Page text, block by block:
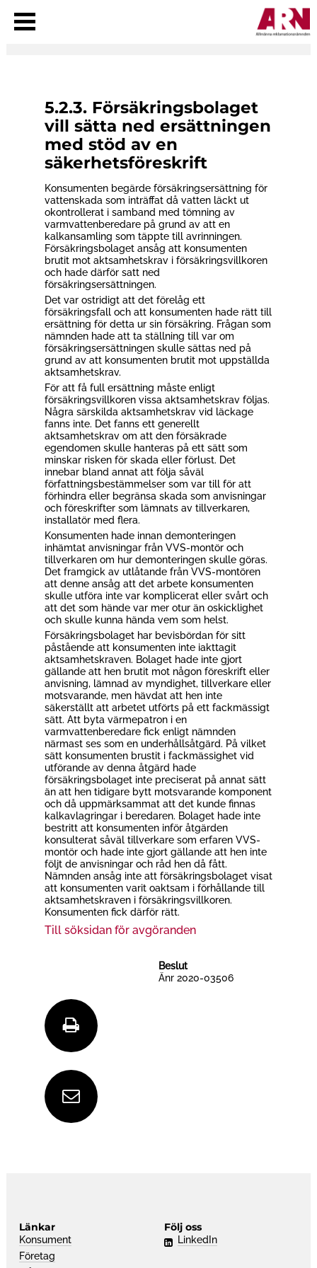
5.2.3. Försäkringsbolaget
vill sätta ned ersättningen
med stöd av en
säkerhetsföreskrift
Konsumenten begärde försäkringsersättning för
vattenskada som inträffat då vatten läckt ut
okontrollerat i samband med tömning av
varmvattenberedare på grund av att en
kalkansamling som täppte till avrinningen.
Försäkringsbolaget ansåg att konsumenten
brutit mot aktsamhetskrav i försäkringsvillkoren
och hade därför satt ned
försäkringsersättningen.
Det var ostridigt att det förelåg ett
försäkringsfall och att konsumenten hade rätt till
ersättning för detta ur sin försäkring. Frågan som
nämnden hade att ta ställning till var om
försäkringsersättningen skulle sättas ned på
grund av att konsumenten brutit mot uppställda
aktsamhetskrav.
För att få full ersättning måste enligt
försäkringsvillkoren vissa aktsamhetskrav följas.
Några särskilda aktsamhetskrav vid läckage
fanns inte. Det fanns ett generellt
aktsamhetskrav om att den försäkrade
egendomen skulle hanteras på ett sätt som
minskar risken för skada eller förlust. Det
innebar bland annat att följa såväl
författningsbestämmelser som var till för att
förhindra eller begränsa skada som anvisningar
och föreskrifter som lämnats av tillverkaren,
installatör med flera.
Konsumenten hade innan demonteringen
inhämtat anvisningar från VVS-montör och
tillverkaren om hur demonteringen skulle göras.
Det framgick av utlåtande från VVS-montören
att denne ansåg att det arbete konsumenten
skulle utföra inte var komplicerat eller svårt och
att det som hände var mer otur än oskicklighet
och skulle kunna hända vem som helst.
Försäkringsbolaget har bevisbördan för sitt
påstående att konsumenten inte iakttagit
aktsamhetskraven. Bolaget hade inte gjort
gällande att hen brutit mot någon föreskrift eller
anvisning, lämnad av myndighet, tillverkare eller
motsvarande, men hävdat att hen inte
säkerställt att arbetet utförts på ett fackmässigt
sätt. Att byta värmepatron i en
varmvattenberedare fick enligt nämnden
närmast ses som en underhållsåtgärd. På vilket
sätt konsumenten brustit i fackmässighet vid
utförande av denna åtgärd hade
försäkringsbolaget inte preciserat på annat sätt
än att hen tidigare bytt motsvarande komponent
och då uppmärksammat att det kunde finnas
kalkavlagringar i beredaren. Bolaget hade inte
bestritt att konsumenten inför åtgärden
konsulterat såväl tillverkare som erfaren VVS-
montör och hade inte gjort gällande att hen inte
följt de anvisningar och råd hen då fått.
Nämnden ansåg inte att försäkringsbolaget visat
att konsumenten varit oaktsam i förhållande till
aktsamhetskraven i försäkringsvillkoren.
Konsumenten fick därför rätt.
Till söksidan för avgöranden
Beslut
Änr 2020-03506
S
k
D
Länkar
Konsument
Företag
Följ oss
LinkedIn